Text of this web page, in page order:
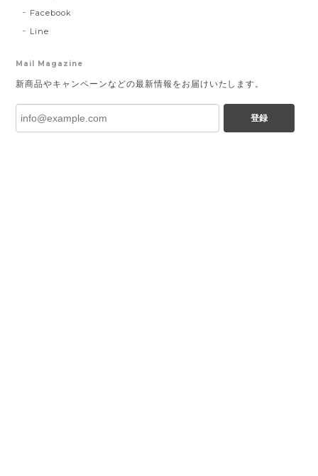
Facebook
Line
Mail Magazine
新商品やキャンペーンなどの最新情報をお届けいたします。
登録